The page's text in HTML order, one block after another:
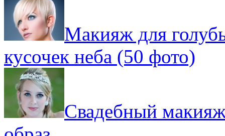
Макияж для
кусочек неба (50 фото)
Свадебный